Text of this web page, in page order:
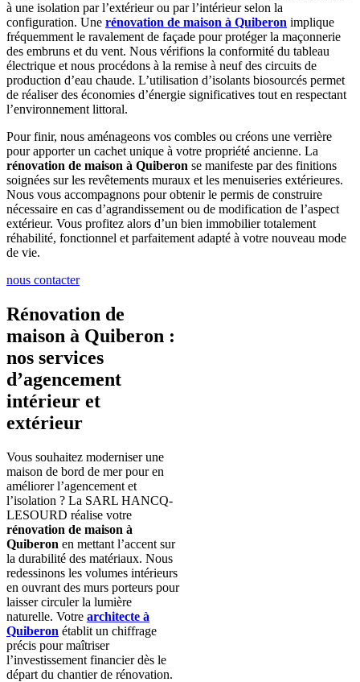
à une isolation par l’extérieur ou par l’intérieur selon la
configuration. Une rénovation de maison à Quiberon implique
fréquemment le ravalement de façade pour protéger la maçonnerie
des embruns et du vent. Nous vérifions la conformité du tableau
électrique et nous procédons à la remise à neuf des circuits de
production d’eau chaude. L’utilisation d’isolants biosourcés permet
de réaliser des économies d’énergie significatives tout en respectant
l’environnement littoral.
Pour finir, nous aménageons vos combles ou créons une verrière
pour apporter un cachet unique à votre propriété ancienne. La
rénovation de maison à Quiberon se manifeste par des finitions
soignées sur les revêtements muraux et les menuiseries extérieures.
Nous vous accompagnons pour obtenir le permis de construire
nécessaire en cas d’agrandissement ou de modification de l’aspect
extérieur. Vous profitez alors d’un bien immobilier totalement
réhabilité, fonctionnel et parfaitement adapté à votre nouveau mode
de vie.
nous contacter
Rénovation de
maison à Quiberon :
nos services
d’agencement
intérieur et
extérieur
Vous souhaitez moderniser une
maison de bord de mer pour en
améliorer l’agencement et
l’isolation ? La SARL HANCQ-
LESOURD réalise votre
rénovation de maison à
Quiberon en mettant l’accent sur
la durabilité des matériaux. Nous
redessinons les volumes intérieurs
en ouvrant des murs porteurs pour
laisser circuler la lumière
naturelle. Votre architecte à
Quiberon établit un chiffrage
précis pour maîtriser
l’investissement financier dès le
départ du chantier de rénovation.